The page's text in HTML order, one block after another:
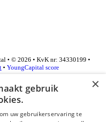
• © 2026 • KvK nr: 34330199 •
• YoungCapital score
×
gebruik
uw gebruikerservaring te